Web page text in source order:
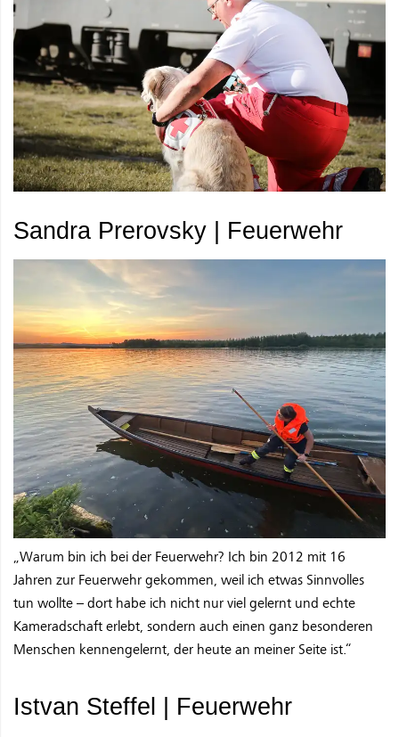
Sandra Prerovsky | Feuerwehr
„Warum bin ich bei der Feuerwehr? Ich bin 2012 mit 16
Jahren zur Feuerwehr gekommen, weil ich etwas Sinnvolles
tun wollte – dort habe ich nicht nur viel gelernt und echte
Kameradschaft erlebt, sondern auch einen ganz besonderen
Menschen kennengelernt, der heute an meiner Seite ist.“
Istvan Steffel | Feuerwehr